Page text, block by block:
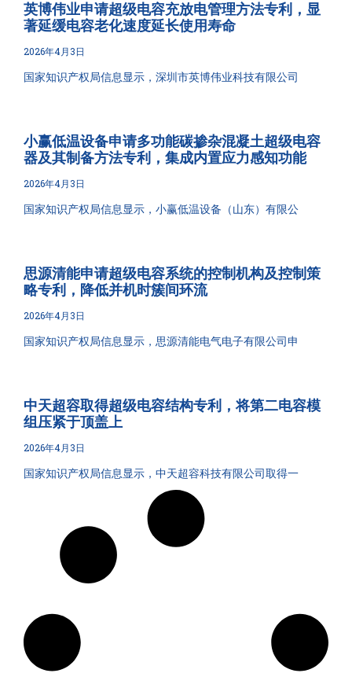
英博伟业申请超级电容充放电管理方法专利，显
著延缓电容老化速度延长使用寿命
2026年4月3日
国家知识产权局信息显示，深圳市英博伟业科技有限公司
小赢低温设备申请多功能碳掺杂混凝土超级电容
器及其制备方法专利，集成内置应力感知功能
2026年4月3日
国家知识产权局信息显示，小赢低温设备（山东）有限公
思源清能申请超级电容系统的控制机构及控制策
略专利，降低并机时簇间环流
2026年4月3日
国家知识产权局信息显示，思源清能电气电子有限公司申
中天超容取得超级电容结构专利，将第二电容模
组压紧于顶盖上
2026年4月3日
国家知识产权局信息显示，中天超容科技有限公司取得一